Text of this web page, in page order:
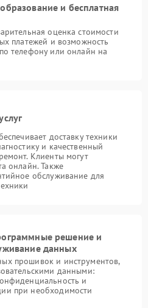
и бесплатная
оценка стоимости
платежей и возможность
телефону или онлайн на
доставку техники
и качественный
Клиенты могут
онлайн. Также
обслуживание для
решение и
данных
прошивок и инструментов,
данными:
и
при необходимости